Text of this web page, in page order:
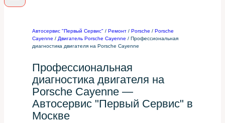
Автосервис "Первый Сервис" / Ремонт / Porsche / Porsche
Cayenne / Двигатель Porsche Cayenne / Профессиональная
диагностика двигателя на Porsche Cayenne
Профессиональная
диагностика двигателя на
Porsche Cayenne —
Автосервис "Первый Сервис" в
Москве